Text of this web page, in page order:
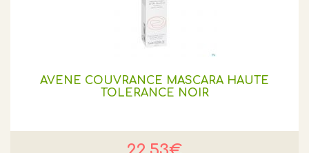
AVENE COUVRANCE MASCARA HAUTE
TOLERANCE NOIR